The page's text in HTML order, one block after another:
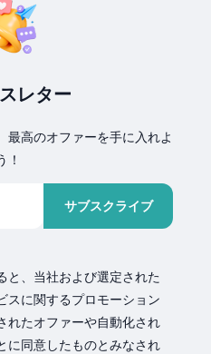
レター
最高のオファーを手に入れよ
！
サブスクライブ
と、当社および選定された
スに関するプロモーション
れたオファーや自動化され
に同意したものとみなされ